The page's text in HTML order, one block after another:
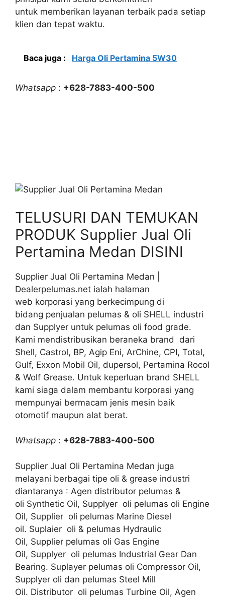
untuk memberikan layanan terbaik pada setiap
klien dan tepat waktu.
Baca juga : Harga Oli Pertamina 5W30
Whatsapp : +628-7883-400-500
TELUSURI DAN TEMUKAN
PRODUK Supplier Jual Oli
Pertamina Medan DISINI
Supplier Jual Oli Pertamina Medan |
Dealerpelumas.net ialah halaman
web korporasi yang berkecimpung di
bidang penjualan pelumas & oli SHELL industri
dan Supplyer untuk pelumas oli food grade.
Kami mendistribusikan beraneka brand dari
Shell, Castrol, BP, Agip Eni, ArChine, CPI, Total,
Gulf, Exxon Mobil Oil, dupersol, Pertamina Rocol
& Wolf Grease. Untuk keperluan brand SHELL
kami siaga dalam membantu korporasi yang
mempunyai bermacam jenis mesin baik
otomotif maupun alat berat.
Whatsapp : +628-7883-400-500
Supplier Jual Oli Pertamina Medan juga
melayani berbagai tipe oli & grease industri
diantaranya : Agen distributor pelumas &
oli Synthetic Oil, Supplyer oli pelumas oli Engine
Oil, Supplier oli pelumas Marine Diesel
oil. Suplaier oli & pelumas Hydraulic
Oil, Supplier pelumas oli Gas Engine
Oil, Supplyer oli pelumas Industrial Gear Dan
Bearing. Suplayer pelumas oli Compressor Oil,
Supplyer oli dan pelumas Steel Mill
Oil. Distributor oli pelumas Turbine Oil, Agen